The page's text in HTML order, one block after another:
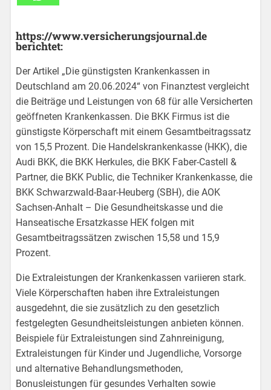
https://www.versicherungsjournal.de
berichtet:
Der Artikel „Die günstigsten Krankenkassen in
Deutschland am 20.06.2024“ von Finanztest vergleicht
die Beiträge und Leistungen von 68 für alle Versicherten
geöffneten Krankenkassen. Die BKK Firmus ist die
günstigste Körperschaft mit einem Gesamtbeitragssatz
von 15,5 Prozent. Die Handelskrankenkasse (HKK), die
Audi BKK, die BKK Herkules, die BKK Faber-Castell &
Partner, die BKK Public, die Techniker Krankenkasse, die
BKK Schwarzwald-Baar-Heuberg (SBH), die AOK
Sachsen-Anhalt – Die Gesundheitskasse und die
Hanseatische Ersatzkasse HEK folgen mit
Gesamtbeitragssätzen zwischen 15,58 und 15,9
Prozent.
Die Extraleistungen der Krankenkassen variieren stark.
Viele Körperschaften haben ihre Extraleistungen
ausgedehnt, die sie zusätzlich zu den gesetzlich
festgelegten Gesundheitsleistungen anbieten können.
Beispiele für Extraleistungen sind Zahnreinigung,
Extraleistungen für Kinder und Jugendliche, Vorsorge
und alternative Behandlungsmethoden,
Bonusleistungen für gesundes Verhalten sowie